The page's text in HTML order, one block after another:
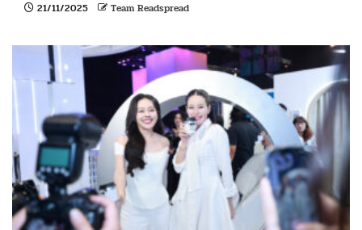
21/11/2025 Team Readspread